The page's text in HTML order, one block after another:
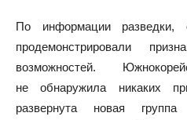
По информации разведки,
продемонстрировали
возможностей.
не обнаружила никаких
развернута новая группа